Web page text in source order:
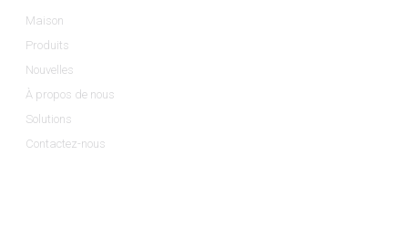
Maison
Produits
Nouvelles
À propos de nous
Solutions
Contactez-nous